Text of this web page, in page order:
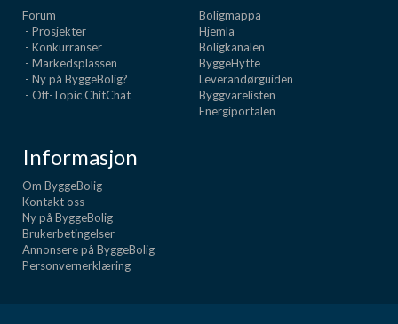
Forum
- Prosjekter
- Konkurranser
- Markedsplassen
- Ny på ByggeBolig?
- Off-Topic ChitChat
Boligmappa
Hjemla
Boligkanalen
ByggeHytte
Leverandørguiden
Byggvarelisten
Energiportalen
Informasjon
Om ByggeBolig
Kontakt oss
Ny på ByggeBolig
Brukerbetingelser
Annonsere på ByggeBolig
Personvernerklæring